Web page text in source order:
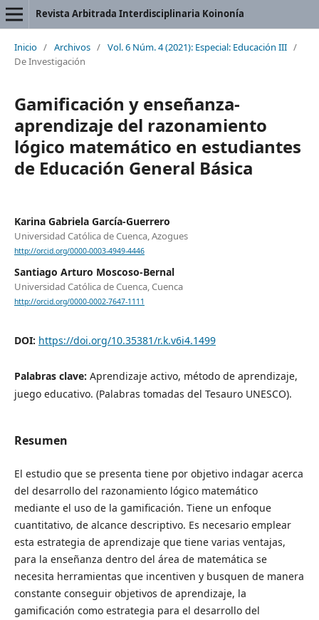
Revista Arbitrada Interdisciplinaria Koinonía
Inicio / Archivos / Vol. 6 Núm. 4 (2021): Especial: Educación III /
De Investigación
Gamificación y enseñanza-
aprendizaje del razonamiento
lógico matemático en estudiantes
de Educación General Básica
Karina Gabriela García-Guerrero
Universidad Católica de Cuenca, Azogues
http://orcid.org/0000-0003-4949-4446
Santiago Arturo Moscoso-Bernal
Universidad Católica de Cuenca, Cuenca
http://orcid.org/0000-0002-7647-1111
DOI: https://doi.org/10.35381/r.k.v6i4.1499
Palabras clave: Aprendizaje activo, método de aprendizaje,
juego educativo. (Palabras tomadas del Tesauro UNESCO).
Resumen
El estudio que se presenta tiene por objetivo indagar acerca
del desarrollo del razonamiento lógico matemático
mediante el uso de la gamificación. Tiene un enfoque
cuantitativo, de alcance descriptivo. Es necesario emplear
esta estrategia de aprendizaje que tiene varias ventajas,
para la enseñanza dentro del área de matemática se
necesita herramientas que incentiven y busquen de manera
constante conseguir objetivos de aprendizaje, la
gamificación como estrategia para el desarrollo del